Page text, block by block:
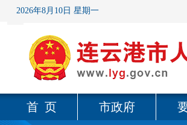
2026年8月10日 星期一
首 页 市政府